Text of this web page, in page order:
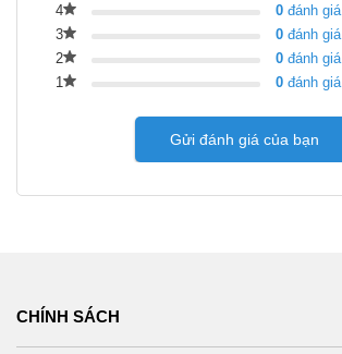
4
0 đánh giá
3
0 đánh giá
2
0 đánh giá
1
0 đánh giá
Gửi đánh giá của bạn
CHÍNH SÁCH